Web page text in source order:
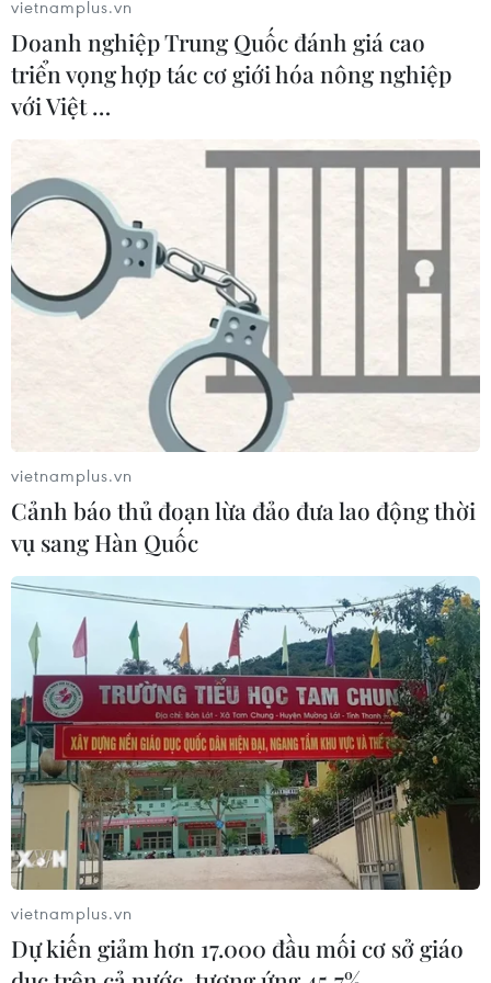
Ngắm dòng sản phẩm mới của
làng gốm Bàu Trúc ở Ninh Thuận
11/06/2019 01:55
Năm 2019, làng gốm Bàu Trúc tiếp tục đẩy mạnh sản
xuất các dòng gốm trang trí hiện đại với các mẫu mã
và hoa văn mới lạ, độc đáo, sử dụng trong trang trí nội
thất, văn phòng, trang trí tiểu cảnh...
Làng gốm Bàu Trúc ở Ninh Thuận: Giữ nét
đặc trưng văn hóa Chăm
11/06/2019 03:55
Làng gốm Bàu Trúc có tuổi đời hàng trăm năm, là làng
gốm cổ xưa nhất Đông Nam Á đến nay vẫn duy trì
phương pháp sản xuất hoàn toàn thủ công.
vietnamplus.vn
Doanh nghiệp Trung Quốc đánh giá cao
triển vọng hợp tác cơ giới hóa nông nghiệp
với Việt …
vietnamplus.vn
Cảnh báo thủ đoạn lừa đảo đưa lao động thời
vụ sang Hàn Quốc
vietnamplus.vn
Dự kiến giảm hơn 17.000 đầu mối cơ sở giáo